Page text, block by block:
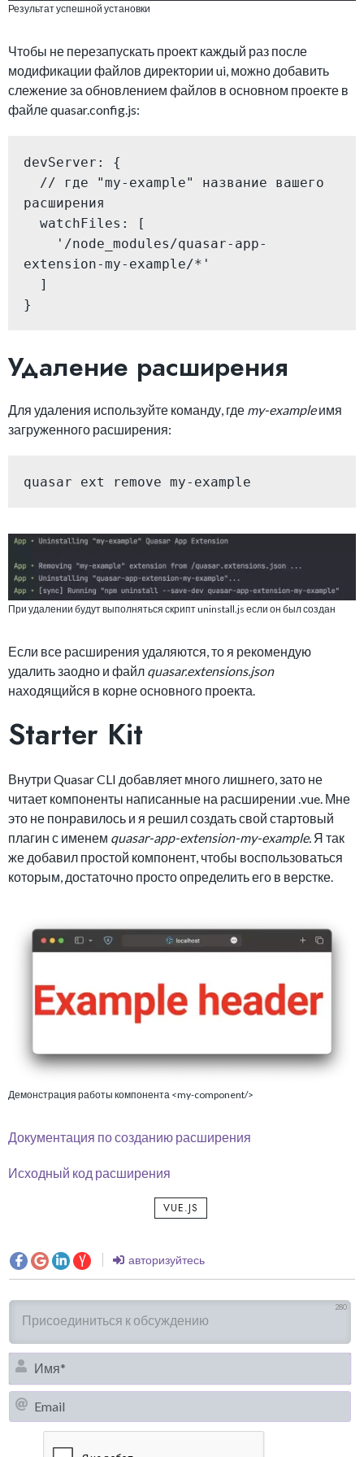
Результат успешной установки
Чтобы не перезапускать проект каждый раз после
модификации файлов директории ui, можно добавить
слежение за обновлением файлов в основном проекте в
файле quasar.config.js:
devServer: {
расширения
  watchFiles: [
extension-my-example/*'
}
Удаление расширения
Для удаления используйте команду, где my-exampleимя
загруженного расширения:
quasar ext remove my-example
При удалении будут выполняться скрипт uninstall.js если он был создан
Если все расширения удаляются, то я рекомендую
удалить заодно и файл quasar.extensions.json
находящийся в корне основного проекта.
Starter Kit
Внутри Quasar CLI добавляет много лишнего, зато не
читает компоненты написанные на расширении .vue. Мне
это не понравилось и я решил создать свой стартовый
плагин с именем quasar-app-extension-my-example. Я так
же добавил простой компонент, чтобы воспользоваться
которым, достаточно просто определить его в верстке.
Демонстрация работы компонента <my-component/>
Документация по созданию расширения
Исходный код расширения
VUE.JS
авторизуйтесь
280